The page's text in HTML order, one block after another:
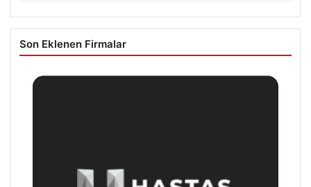
Son Eklenen Firmalar